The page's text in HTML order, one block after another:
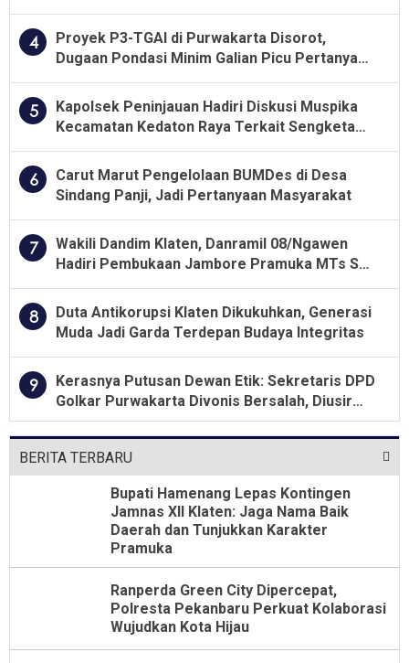
Menjalankan Aturan Yang Berlaku
4
Proyek P3-TGAI di Purwakarta Disorot,
Dugaan Pondasi Minim Galian Picu Pertanyaan
Besar soal Pengawasan
5
Kapolsek Peninjauan Hadiri Diskusi Muspika
Kecamatan Kedaton Raya Terkait Sengketa
Lahan Kelompok Tani Dengan PT. GNS
6
Carut Marut Pengelolaan BUMDes di Desa
Sindang Panji, Jadi Pertanyaan Masyarakat
7
Wakili Dandim Klaten, Danramil 08/Ngawen
Hadiri Pembukaan Jambore Pramuka MTs Se-
Jawa Tengah 2026
8
Duta Antikorupsi Klaten Dikukuhkan, Generasi
Muda Jadi Garda Terdepan Budaya Integritas
9
Kerasnya Putusan Dewan Etik: Sekretaris DPD
Golkar Purwakarta Divonis Bersalah, Diusir
Dari Jabatan Selama Empat Tahun
BERITA TERBARU
Bupati Hamenang Lepas Kontingen
Jamnas XII Klaten: Jaga Nama Baik
Daerah dan Tunjukkan Karakter
Pramuka
Ranperda Green City Dipercepat,
Polresta Pekanbaru Perkuat Kolaborasi
Wujudkan Kota Hijau